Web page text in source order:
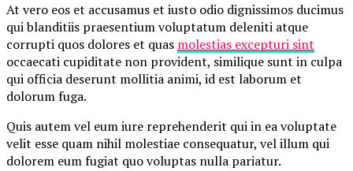
At vero eos et accusamus et iusto odio dignissimos ducimus
qui blanditiis praesentium voluptatum deleniti atque
corrupti quos dolores et quas molestias excepturi sint
occaecati cupiditate non provident, similique sunt in culpa
qui officia deserunt mollitia animi, id est laborum et
dolorum fuga.
Quis autem vel eum iure reprehenderit qui in ea voluptate
velit esse quam nihil molestiae consequatur, vel illum qui
dolorem eum fugiat quo voluptas nulla pariatur.